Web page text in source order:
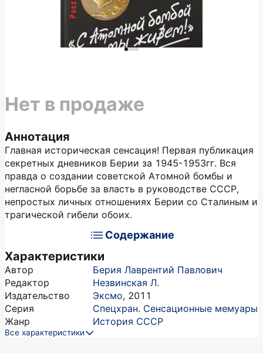
Аннотация
Главная историческая сенсация! Первая публикация
секретных дневников Берии за 1945-1953гг. Вся
правда о создании советской Атомной бомбы и
негласной борьбе за власть в руководстве СССР,
непростых личных отношениях Берии со Сталиным и
трагической гибели обоих.
Содержание
Характеристики
Автор
Берия Лаврентий Павлович
Редактор
Незвинская Л.
Издательство
Эксмо, 2011
Серия
Спецхран. Сенсационные мемуары
Жанр
История СССР
Все характеристики
Нет в продаже